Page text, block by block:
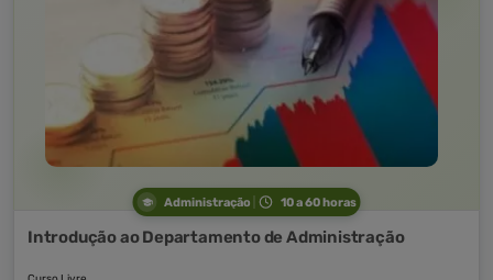
Administração 10 a 60 horas
Introdução ao Departamento de Administração